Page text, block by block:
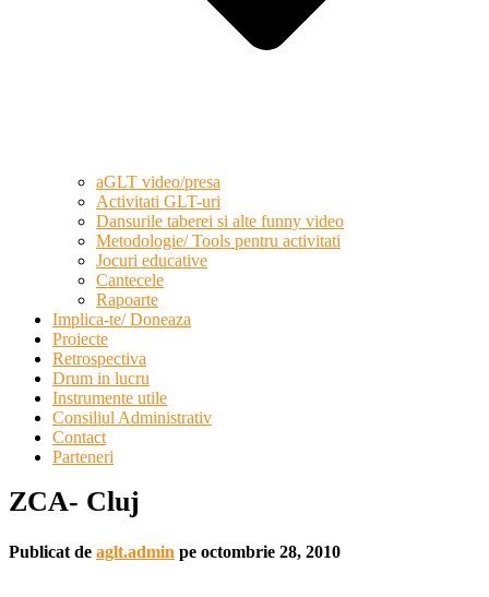
aGLT video/presa
Activitati GLT-uri
Dansurile taberei si alte funny video
Metodologie/ Tools pentru activitati
Jocuri educative
Cantecele
Rapoarte
Implica-te/ Doneaza
Proiecte
Retrospectiva
Drum in lucru
Instrumente utile
Consiliul Administrativ
Contact
Parteneri
ZCA- Cluj
Publicat de aglt.admin pe octombrie 28, 2010